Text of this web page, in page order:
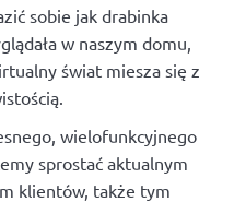
sobie jak drabinka
w naszym domu,
świat miesza się z
wielofunkcyjnego
sprostać aktualnym
klientów, także tym